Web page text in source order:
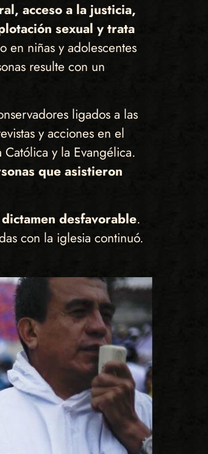
acceso a la justicia,
sexual y trata
en niñas y adolescentes
resulte con un
ligados a las
y acciones en el
y la Evangélica.
que asistieron
desfavorable.
con la iglesia continuó.